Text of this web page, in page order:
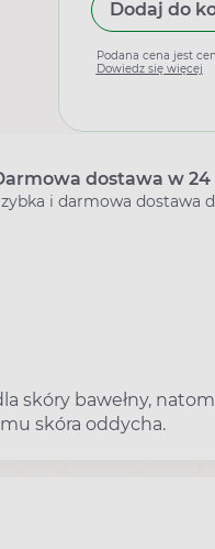
Dodaj do
Podana cena jest
Dowiedz się więcej
dostawa w 24
i darmowa dostawa
skóry bawełny,
skóra oddycha.